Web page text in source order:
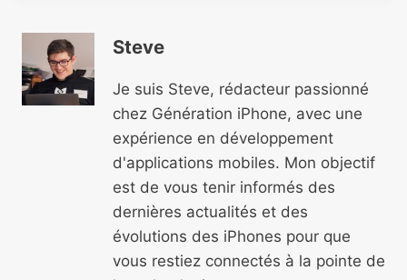
Steve
Je suis Steve, rédacteur passionné
chez Génération iPhone, avec une
expérience en développement
d'applications mobiles. Mon objectif
est de vous tenir informés des
dernières actualités et des
évolutions des iPhones pour que
vous restiez connectés à la pointe de